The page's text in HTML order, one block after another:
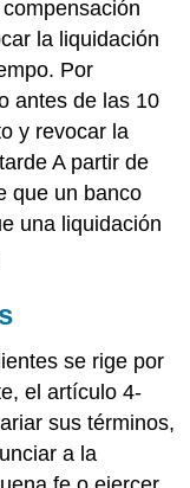
la liquidación
Por
antes de las 10
y revocar la
A partir de
que un banco
una liquidación
se rige por
el artículo 4-
sus términos,
a la